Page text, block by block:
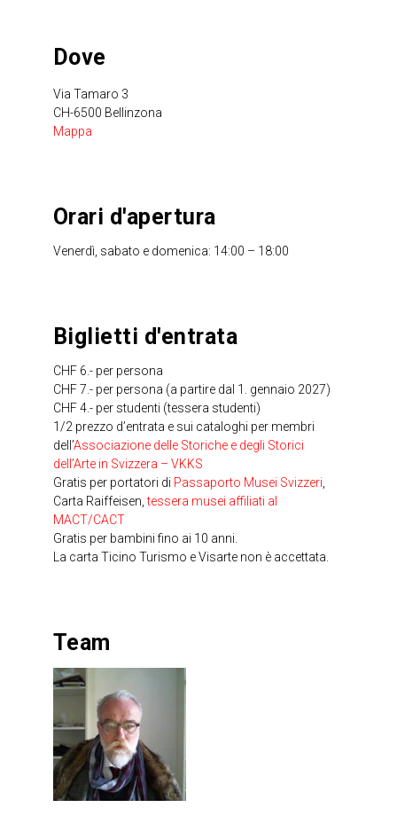
Dove
Via Tamaro 3
CH-6500 Bellinzona
Mappa
Orari d'apertura
Venerdì, sabato e domenica: 14:00 – 18:00
Biglietti d'entrata
CHF 6.- per persona
CHF 7.- per persona (a partire dal 1. gennaio 2027)
CHF 4.- per studenti (tessera studenti)
1/2 prezzo d’entrata e sui cataloghi per membri
dell’Associazione delle Storiche e degli Storici
dell’Arte in Svizzera – VKKS
Gratis per portatori di Passaporto Musei Svizzeri
Carta Raiffeisen,tessera musei affiliati al
MACT/CACT
Gratis per bambini fino ai 10 anni.
La carta Ticino Turismo e Visarte non è accettata.
Team